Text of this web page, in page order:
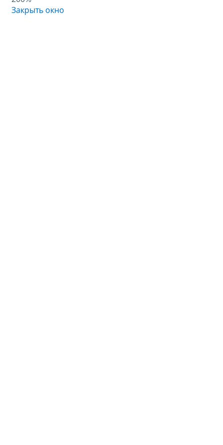
Закрыть окно